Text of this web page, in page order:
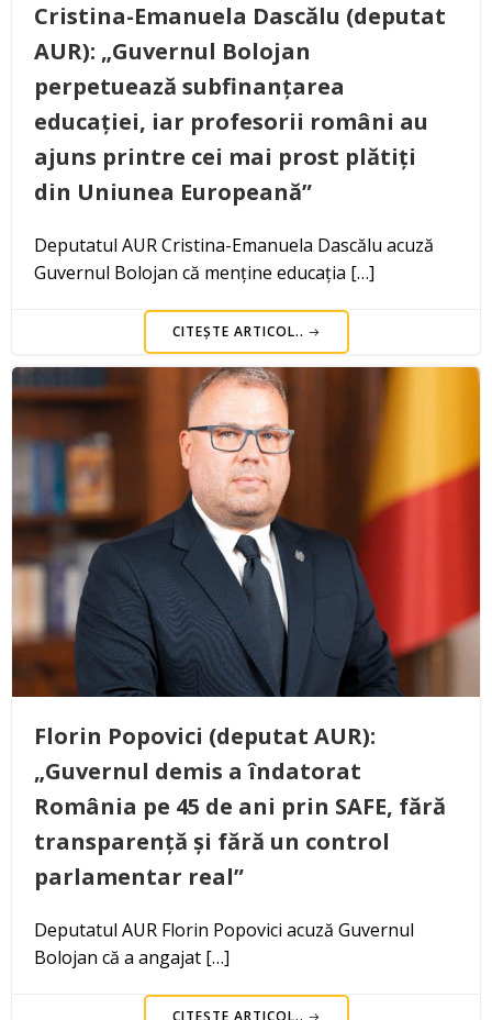
Cristina-Emanuela Dascălu (deputat
AUR): „Guvernul Bolojan
perpetuează subfinanțarea
educației, iar profesorii români au
ajuns printre cei mai prost plătiți
din Uniunea Europeană”
Deputatul AUR Cristina-Emanuela Dascălu acuză
Guvernul Bolojan că menține educația […]
CITEȘTE ARTICOL..
Florin Popovici (deputat AUR):
„Guvernul demis a îndatorat
România pe 45 de ani prin SAFE, fără
transparență și fără un control
parlamentar real”
Deputatul AUR Florin Popovici acuză Guvernul
Bolojan că a angajat […]